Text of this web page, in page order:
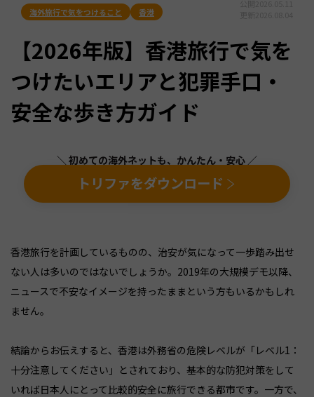
海外旅行で気をつけること 香港
【2026年版】香港旅行で気を
つけたいエリアと犯罪手口・
安全な歩き方ガイド
＼ 初めての海外ネットも、かんたん・安心 ／
トリファをダウンロード
香港旅行を計画しているものの、治安が気になって一歩踏み出せ
ない人は多いのではないでしょうか。2019年の大規模デモ以降、
ニュースで不安なイメージを持ったままという方もいるかもしれ
ません。
結論からお伝えすると、香港は外務省の危険レベルが「レベル1：
十分注意してください」とされており、基本的な防犯対策をして
いれば日本人にとって比較的安全に旅行できる都市です。一方で、